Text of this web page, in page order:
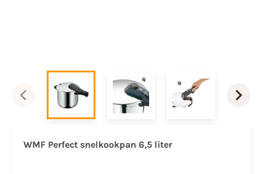
WMF Perfect snelkookpan 6,5 liter